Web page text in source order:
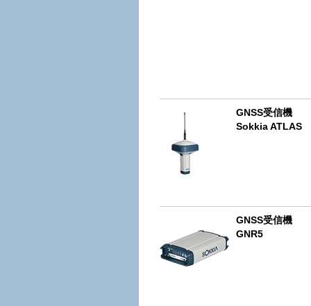
GNSS受信機
Sokkia ATLAS
GNSS受信機
GNR5